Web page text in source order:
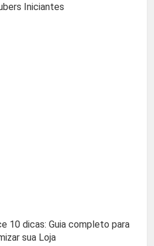
Iniciantes
10 dicas: Guia completo para
sua Loja